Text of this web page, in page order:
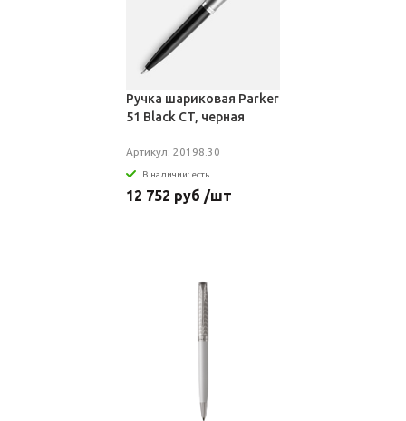
Ручка шариковая Parker
51 Black CT, черная
Артикул: 20198.30
В наличии: есть
12 752 руб /шт